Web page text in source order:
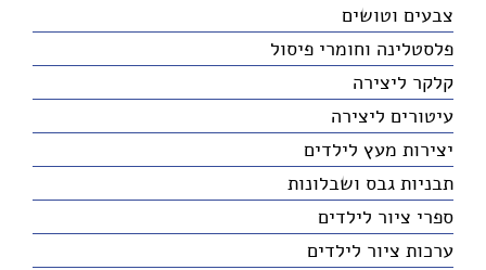
צבעים וטושים
פלסטלינה וחומרי פיסול
קלקר ליצירה
עיטורים ליצירה
יצירות מעץ לילדים
תבניות גבס ושבלונות
ספרי ציור לילדים
ערכות ציור לילדים